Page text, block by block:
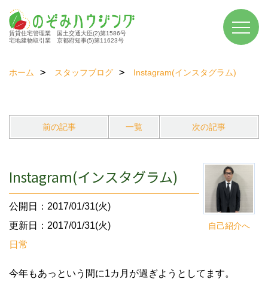
賃貸住宅管理業 国土交通大臣(2)第1586号
宅地建物取引業 京都府知事(5)第11623号
ホーム スタッフブログ Instagram(インスタグラム)
前の記事 一覧 次の記事
自己紹介へ
Instagram(インスタグラム)
公開日：2017/01/31(火)
更新日：2017/01/31(火)
日常
今年もあっという間に1カ月が過ぎようとしてます。